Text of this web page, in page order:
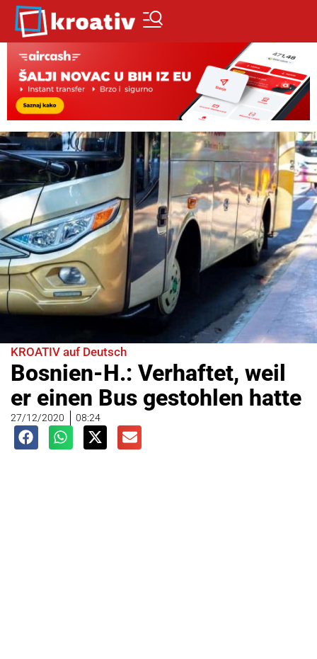
KROATIV auf Deutsch
Bosnien-H.: Verhaftet, weil
er einen Bus gestohlen hatte
27/12/2020 08:24